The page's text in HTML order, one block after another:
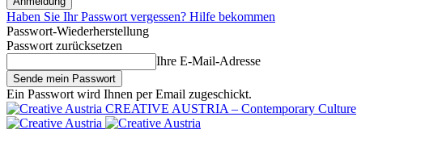
Haben Sie Ihr Passwort vergessen? Hilfe bekommen
Passwort-Wiederherstellung
Passwort zurücksetzen
Ihre E-Mail-Adresse
Ein Passwort wird Ihnen per Email zugeschickt.
CREATIVE AUSTRIA – Contemporary Culture